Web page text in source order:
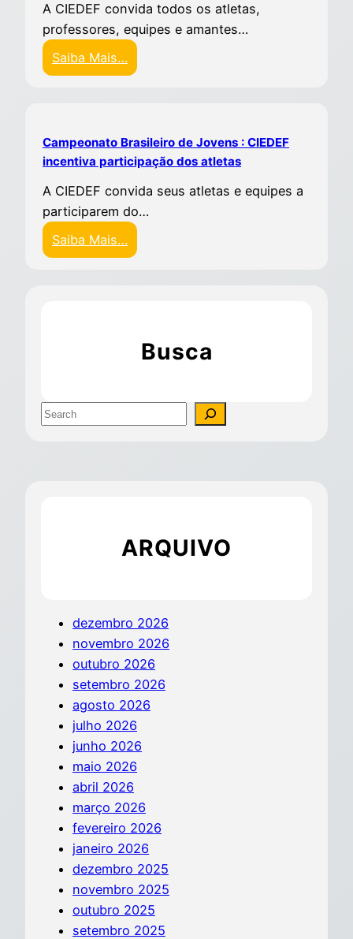
A CIEDEF convida todos os atletas,
professores, equipes e amantes…
Saiba Mais…
Campeonato Brasileiro de Jovens : CIEDEF
incentiva participação dos atletas
A CIEDEF convida seus atletas e equipes a
participarem do…
Saiba Mais…
Busca
ARQUIVO
dezembro 2026
novembro 2026
outubro 2026
setembro 2026
agosto 2026
julho 2026
junho 2026
maio 2026
abril 2026
março 2026
fevereiro 2026
janeiro 2026
dezembro 2025
novembro 2025
outubro 2025
setembro 2025